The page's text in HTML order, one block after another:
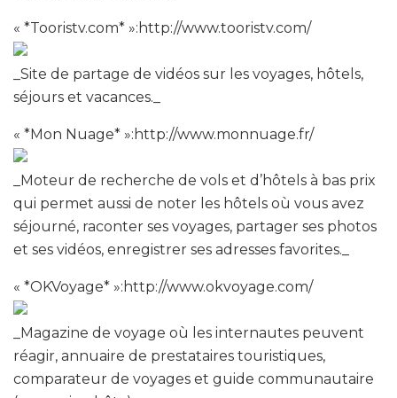
« *Tooristv.com* »:http://www.tooristv.com/
_Site de partage de vidéos sur les voyages, hôtels,
séjours et vacances._
« *Mon Nuage* »:http://www.monnuage.fr/
_Moteur de recherche de vols et d’hôtels à bas prix
qui permet aussi de noter les hôtels où vous avez
séjourné, raconter ses voyages, partager ses photos
et ses vidéos, enregistrer ses adresses favorites._
« *OKVoyage* »:http://www.okvoyage.com/
_Magazine de voyage où les internautes peuvent
réagir, annuaire de prestataires touristiques,
comparateur de voyages et guide communautaire